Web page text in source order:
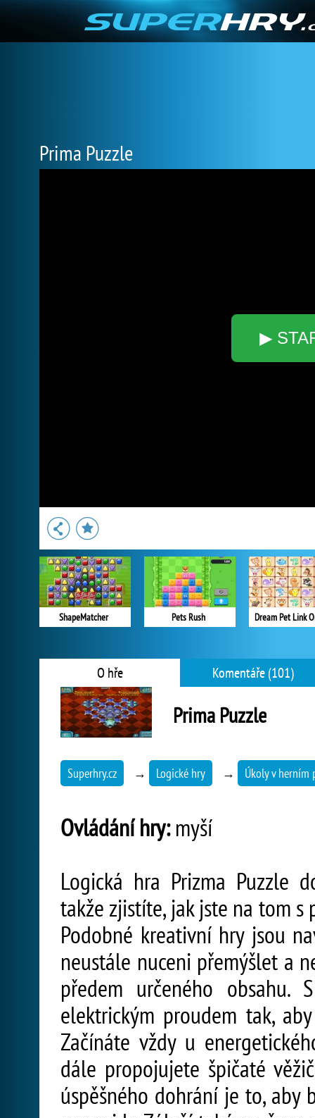
Prima Puzzle
▶
ShapeMatcher Pets Rush Dream Pet Link
O hře Komentáře (101)
Prima Puzzle
Superhry.cz → Logické hry → Úkoly v herním
Ovládání hry:myší
Logická hra Prizma Puzzle
takže zjistíte, jak jste na tom
Podobné kreativní hry jsou
neustále nuceni přemýšlet a
předem určeného obsahu.
elektrickým proudem tak,
Začínáte vždy u
dále propojujete špičaté
úspěšného dohrání je to, aby